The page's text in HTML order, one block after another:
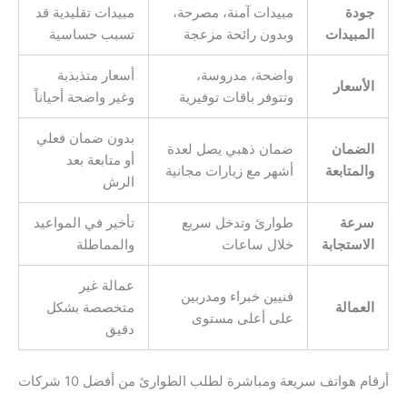
جودة
المبيدات
مبيدات آمنة، مصرحة،
وبدون رائحة مزعجة
مبيدات تقليدية قد
تسبب حساسية
الأسعار
واضحة، مدروسة،
وتتوفر باقات توفيرية
أسعار متذبذبة
وغير واضحة أحياناً
الضمان
والمتابعة
ضمان ذهبي يصل لعدة
أشهر مع زيارات مجانية
بدون ضمان فعلي
أو متابعة بعد
الرش
سرعة
الاستجابة
طوارئ وتدخل سريع
خلال ساعات
تأخير في المواعيد
والمماطلة
العمالة
فنيين خبراء ومدربين
على أعلى مستوى
عمالة غير
متخصصة بشكل
دقيق
أرقام هواتف سريعة ومباشرة لطلب الطوارئ من أفضل 10 شركات